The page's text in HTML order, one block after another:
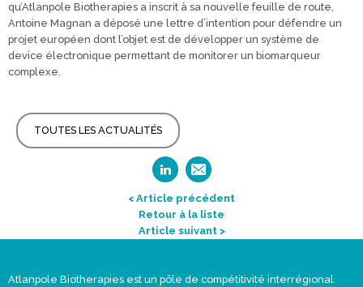
qu’Atlanpole Biotherapies a inscrit à sa nouvelle feuille de route,
Antoine Magnan a déposé une lettre d’intention pour défendre un
projet européen dont l’objet est de développer un système de
device électronique permettant de monitorer un biomarqueur
complexe.
TOUTES LES ACTUALITÉS
< Article précédent
Retour à la liste
Article suivant >
Atlanpole Biotherapies est un pôle de compétitivité interrégional